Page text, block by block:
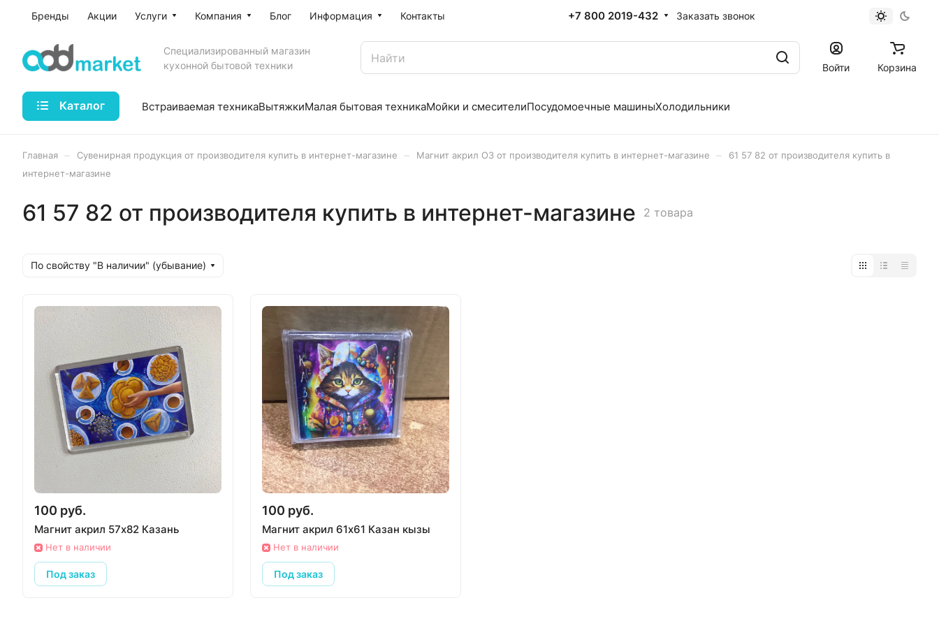
Бренды Акции Услуги Компания Блог Информация Контакты +7 800 2019-432 Заказать звонок
Специализированный магазин
кухонной бытовой техники
Войти Корзина
Каталог Встраиваемая техникаВытяжкиМалая бытовая техникаМойки и смесителиПосудомоечные машиныХолодильники
Главная Сувенирная продукция от производителя купить в интернет-магазине Магнит акрил ОЗ от производителя купить в интернет-магазине
61 57 82 от производителя купить в
интернет-магазине
61 57 82 от производителя купить в интернет-магазине 2 товара
По свойству "В наличии" (убывание)
100 руб.
Магнит акрил 57х82 Казань
Нет в наличии
Под заказ
100 руб.
Магнит акрил 61х61 Казан кызы
Нет в наличии
Под заказ